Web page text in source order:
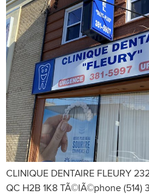
CLINIQUE DENTAIRE FLEURY
QC H2B 1K8 TÃ©lÃ©phone (514)